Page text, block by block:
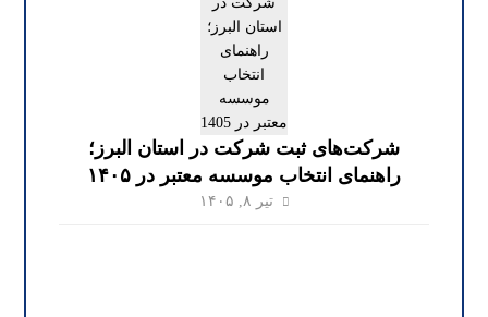
شرکت‌های ثبت شرکت در استان البرز؛
راهنمای انتخاب موسسه معتبر در ۱۴۰۵
تیر ۸, ۱۴۰۵